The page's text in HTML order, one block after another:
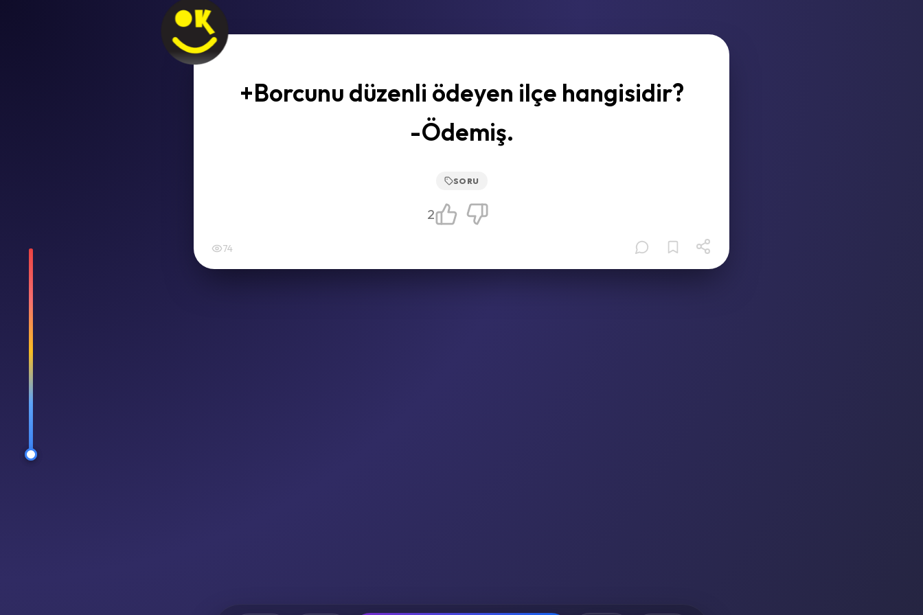
+Borcunu düzenli ödeyen ilçe hangisidir?
-Ödemiş.
SORU
74
2